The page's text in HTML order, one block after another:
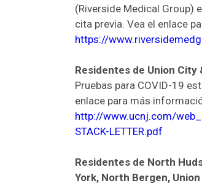
(Riverside Medical Group)
cita previa. Vea el enlace
https://
Residentes de Union City
Pruebas para COVID-19
enlace para más
http://www.ucnj.com/
STACK-LETTER.pdf
Residentes de North
York, North Bergen,